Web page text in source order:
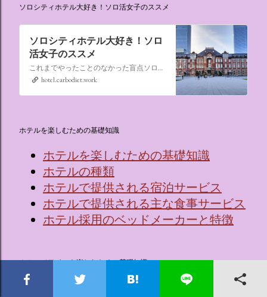
ソロシティホテル大好き！ソロ活女子のススメ
ソロシティホテル大好き！ソロ
活女子のススメ
これまでやったことのなかった盲点ソロ活、“なんでもない日にシティホテルに泊まる”。ソロ活女子のススメ,ソロシティホテル
hotel.carbodiet.work
ホテルを楽しむための基礎知識
ホテルを楽しむための基礎知識
ホテルの種類
ホテルで提供される宿泊サービス
ホテルで提供される主な食事サービス
ホテル採用のベッドメーカーと特徴
ホテルでワインを楽しむための基礎知識
🍷ワインってなに？